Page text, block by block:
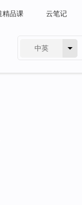
精品课 云笔记
中英